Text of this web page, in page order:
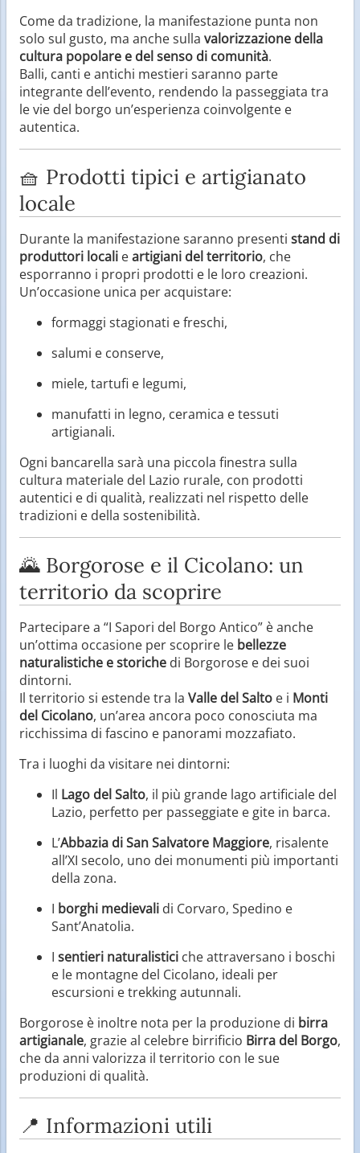
Come da tradizione, la manifestazione punta non
solo sul gusto, ma anche sulla valorizzazione della
cultura popolare e del senso di comunità.
Balli, canti e antichi mestieri saranno parte
integrante dell’evento, rendendo la passeggiata tra
le vie del borgo un’esperienza coinvolgente e
autentica.
🧺 Prodotti tipici e artigianato
locale
Durante la manifestazione saranno presenti stand di
produttori locali eartigiani del territorio, che
esporranno i propri prodotti e le loro creazioni.
Un’occasione unica per acquistare:
formaggi stagionati e freschi,
salumi e conserve,
miele, tartufi e legumi,
manufatti in legno, ceramica e tessuti
artigianali.
Ogni bancarella sarà una piccola finestra sulla
cultura materiale del Lazio rurale, con prodotti
autentici e di qualità, realizzati nel rispetto delle
tradizioni e della sostenibilità.
🌄 Borgorose e il Cicolano: un
territorio da scoprire
Partecipare a “I Sapori del Borgo Antico” è anche
un’ottima occasione per scoprire le bellezze
naturalistiche e storiche di Borgorose e dei suoi
dintorni.
Il territorio si estende tra la Valle del Salto e i Monti
del Cicolano, un’area ancora poco conosciuta ma
ricchissima di fascino e panorami mozzafiato.
Tra i luoghi da visitare nei dintorni:
Il Lago del Salto, il più grande lago artificiale del
Lazio, perfetto per passeggiate e gite in barca.
L’Abbazia di San Salvatore Maggiore, risalente
all’XI secolo, uno dei monumenti più importanti
della zona.
I borghi medievali di Corvaro, Spedino e
Sant’Anatolia.
I sentieri naturalistici che attraversano i boschi
e le montagne del Cicolano, ideali per
escursioni e trekking autunnali.
Borgorose è inoltre nota per la produzione di birra
artigianale, grazie al celebre birrificio Birra del Borgo,
che da anni valorizza il territorio con le sue
produzioni di qualità.
📍 Informazioni utili